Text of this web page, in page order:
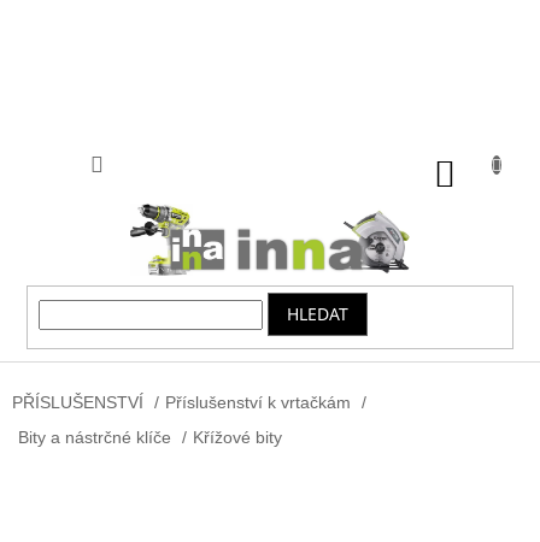
HLEDAT
PŘÍSLUŠENSTVÍ / Příslušenství k vrtačkám
/
Bity a nástrčné klíče
/ Křížové bity